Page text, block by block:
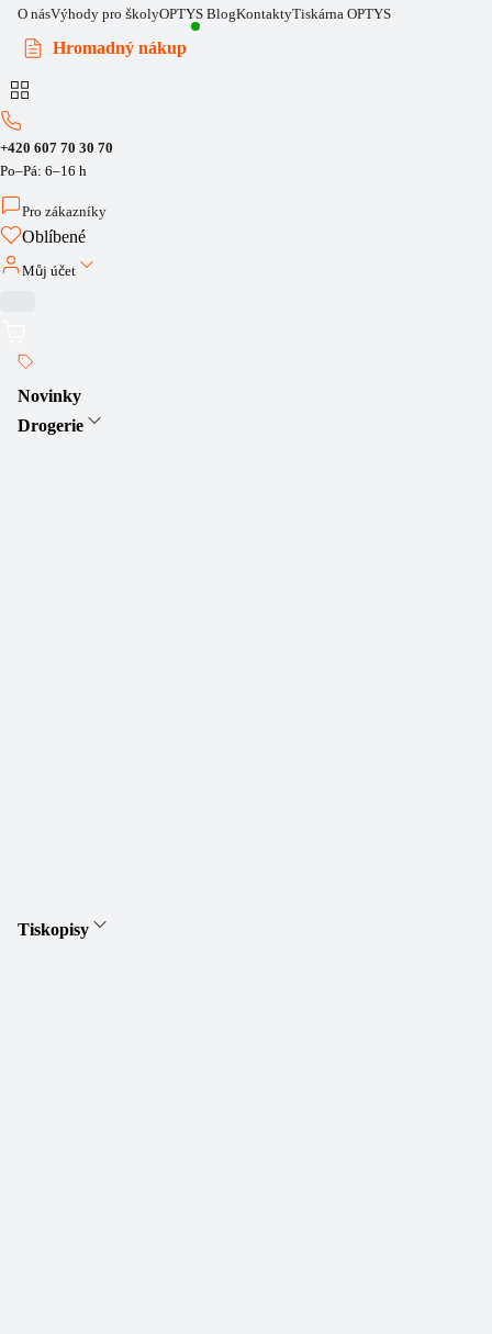
O násVýhody pro školyOPTYS BlogKontaktyTiskárna OPTYS
Hromadný nákup
+420 607 70 30 70
Po–Pá: 6–16 h
Pro zákazníky
Oblíbené
Můj účet
Novinky
Drogerie
Tiskopisy